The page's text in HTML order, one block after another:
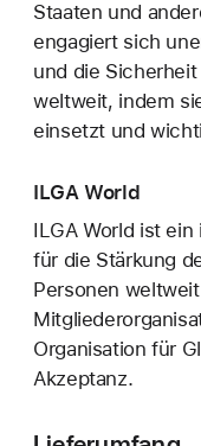
Staaten und
engagiert sich
und die
weltweit, indem
einsetzt und
ILGA World
ILGA World ist
für die Stärkung
Personen
Organisation für
Akzeptanz.